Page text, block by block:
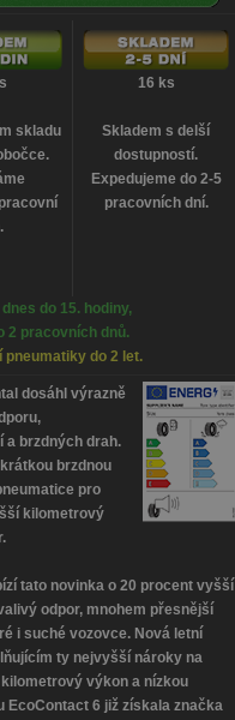
skladu
16 ks
Skladem s delší
dostupností.
Expedujeme do 2-5
pracovních dní.
do 15. hodiny,
2 pracovních dnů.
pneumatiky do 2 let.
dosáhl výrazně
a brzdných drah.
brzdnou
pro
kilometrový
tato novinka o 20 procent vyšší
odpor, mnohem přesnější
i suché vozovce. Nová letní
ty nejvyšší nároky na
výkon a nízkou
EcoContact 6 již získala značka